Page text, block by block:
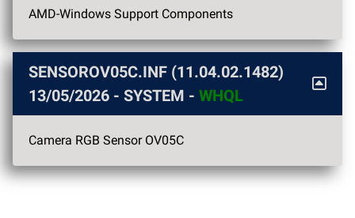
AMD-Windows Support Components
SENSOROV05C.INF (11.04.02.1482)
13/05/2026 - SYSTEM - WHQL
Camera RGB Sensor OV05C